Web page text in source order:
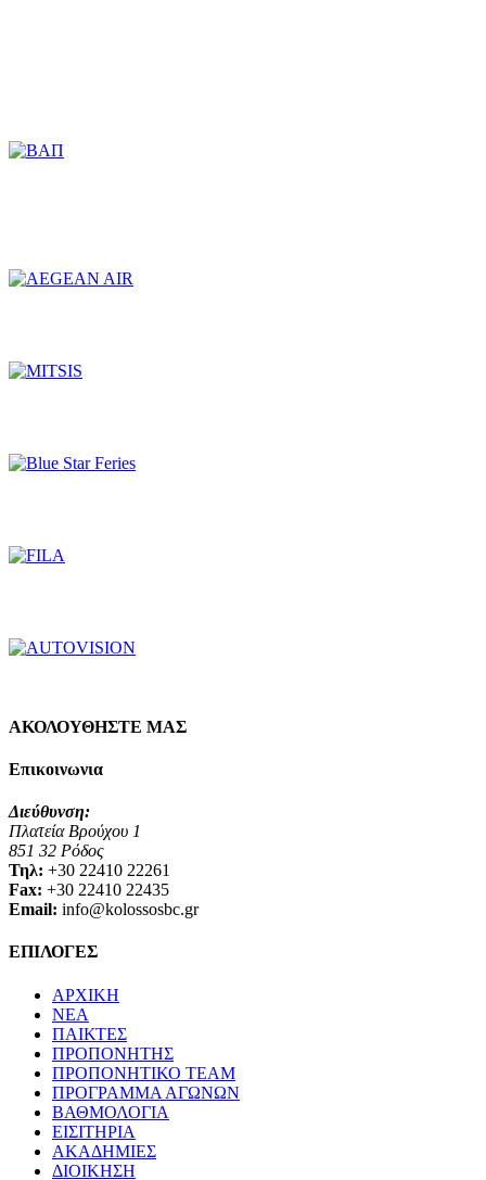
ΑΚΟΛΟΥΘΗΣΤΕ ΜΑΣ
Επικοινωνια
Διεύθυνση:
Πλατεία Βρούχου 1
851 32 Ρόδος
Τηλ: +30 22410 22261
Fax: +30 22410 22435
Email: info@kolossosbc.gr
ΕΠΙΛΟΓΕΣ
ΑΡΧΙΚΗ
ΝΕΑ
ΠΑΙΚΤΕΣ
ΠΡΟΠΟΝΗΤΗΣ
ΠΡΟΠΟΝΗΤΙΚΟ TEAM
ΠΡΟΓΡΑΜΜΑ ΑΓΩΝΩΝ
ΒΑΘΜΟΛΟΓΙΑ
ΕΙΣΙΤΗΡΙΑ
ΑΚΑΔΗΜΙΕΣ
ΔΙΟΙΚΗΣΗ